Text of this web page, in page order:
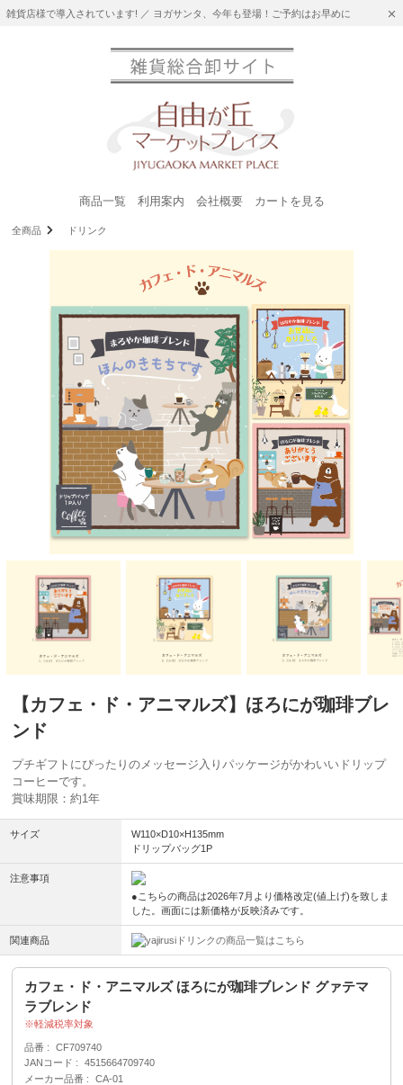
雑貨店様で導入されています! ／ ヨガサンタ、今年も登場！ご予約はお早めに
商品一覧 利用案内 会社概要 カートを見る
全商品 ドリンク
【カフェ・ド・アニマルズ】ほろにが珈琲ブレ
ンド
プチギフトにぴったりのメッセージ入りパッケージがかわいいドリップ
コーヒーです。
賞味期限：約1年
サイズ
W110×D10×H135mm
ドリップバッグ1P
注意事項
●こちらの商品は2026年7月より価格改定(値上げ)を致しま
した。画面には新価格が反映済みです。
関連商品 ドリンクの商品一覧はこちら
カフェ・ド・アニマルズ ほろにが珈琲ブレンド グァテマ
ラブレンド
軽減税率対象
品番
CF709740
JANコード
4515664709740
メーカー品番
CA-01